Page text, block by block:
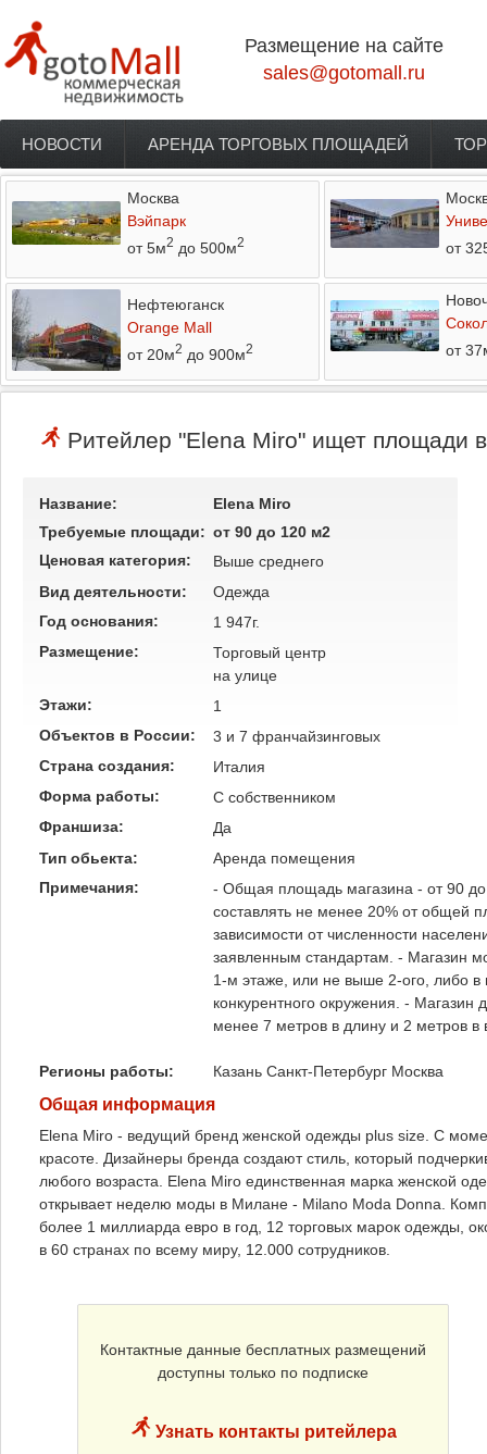
Размещение на сайте
sales@gotomall.ru
Главное меню
НОВОСТИ АРЕНДА ТОРГОВЫХ ПЛОЩАДЕЙ
Москва
Вэйпарк
от 5м2 до 500м2
от
Нефтеюганск
Orange Mall
от 20м2 до 900м2
от
Ритейлер "Elena Miro" ищет площади
Название:
Elena Miro
Требуемые площади: от 90 до 120 м2
Ценовая категория:
Выше среднего
Вид деятельности:
Одежда
Год основания:
1 947г.
Размещение:
Торговый центр
на улице
Этажи:
1
Объектов в России:
3 и 7 франчайзинговых
Страна создания:
Италия
Форма работы:
C собственником
Франшиза:
Да
Тип обьекта:
Аренда помещения
Примечания:
- Общая площадь магазина - от 90
составлять не менее 20% от общей
зависимости от численности
заявленным стандартам. - Магазин
1-м этаже, или не выше 2-ого, либо в
конкурентного окружения. -
менее 7 метров в длину и 2 метров в
Регионы работы: Казань Санкт-Петербург Москва
Общая информация
Elena Miro - ведущий бренд женской одежды plus size. С
красоте. Дизайнеры бренда создают стиль, который
любого возраста. Elena Miro единственная марка женской
открывает неделю моды в Милане - Milano Moda Donna.
более 1 миллиарда евро в год, 12 торговых марок одежды,
в 60 странах по всему миру, 12.000 сотрудников.
Контактные данные бесплатных размещений
доступны только по подписке
Узнать контакты ритейлера